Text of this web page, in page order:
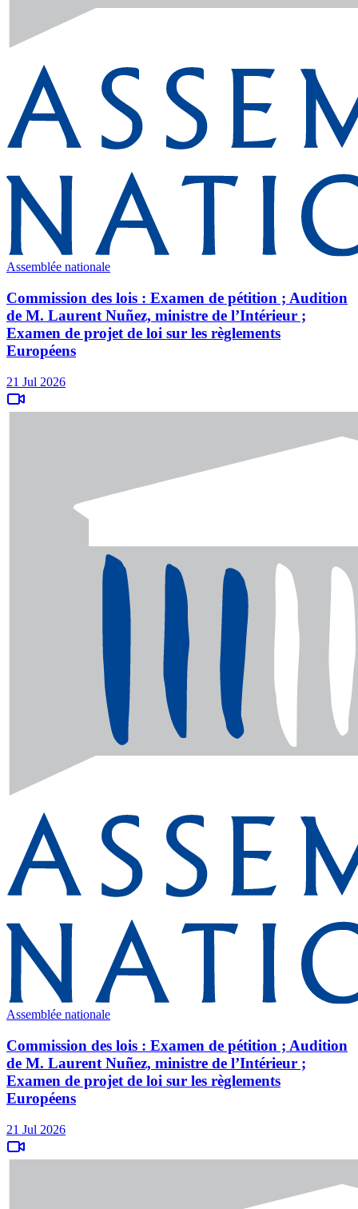
Assemblée nationale
Commission des lois : Examen de pétition ; Audition
de M. Laurent Nuñez, ministre de l’Intérieur ;
Examen de projet de loi sur les règlements
Européens
21 Jul 2026
Assemblée nationale
Commission des lois : Examen de pétition ; Audition
de M. Laurent Nuñez, ministre de l’Intérieur ;
Examen de projet de loi sur les règlements
Européens
21 Jul 2026